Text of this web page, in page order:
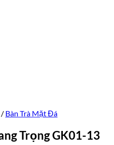
/ Bàn Trà Mặt Đá
Trọng GK01-13